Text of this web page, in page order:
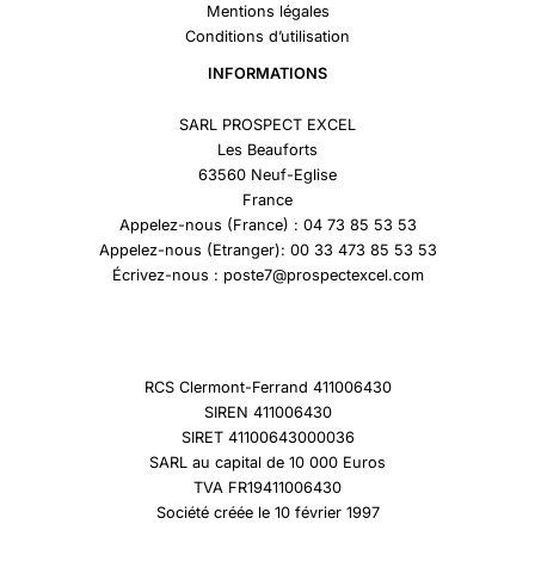
Mentions légales
Conditions d’utilisation
INFORMATIONS
SARL PROSPECT EXCEL
Les Beauforts
63560 Neuf-Eglise
France
Appelez-nous (France) : 04 73 85 53 53
Appelez-nous (Etranger): 00 33 473 85 53 53
Écrivez-nous : poste7@prospectexcel.com
RCS Clermont-Ferrand 411006430
SIREN 411006430
SIRET 41100643000036
SARL au capital de 10 000 Euros
TVA FR19411006430
Société créée le 10 février 1997